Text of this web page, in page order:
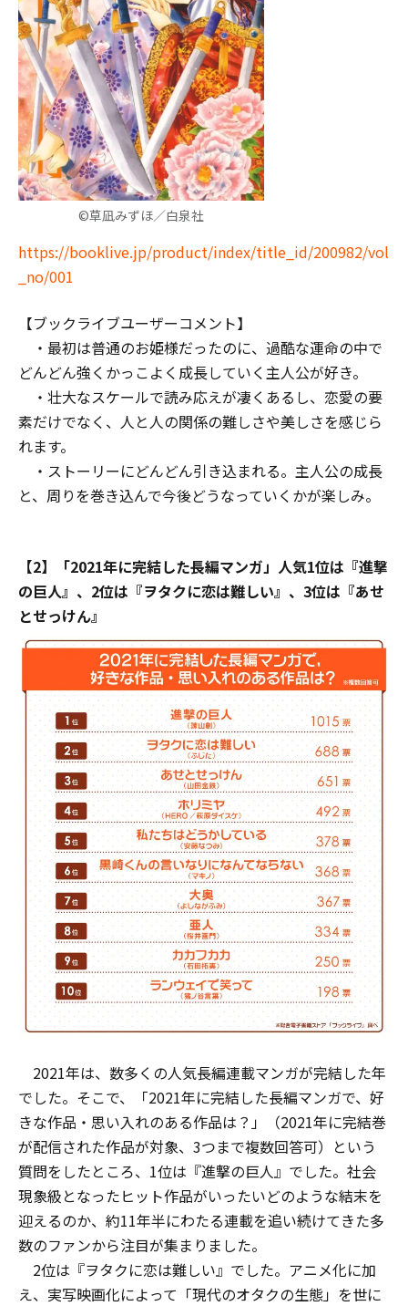
©草凪みずほ／白泉社
https://booklive.jp/product/index/title_id/200982/vol
_no/001
【ブックライブユーザーコメント】
・最初は普通のお姫様だったのに、過酷な運命の中で
どんどん強くかっこよく成長していく主人公が好き。
・壮大なスケールで読み応えが凄くあるし、恋愛の要
素だけでなく、人と人の関係の難しさや美しさを感じら
れます。
・ストーリーにどんどん引き込まれる。主人公の成長
と、周りを巻き込んで今後どうなっていくかが楽しみ。
【2】「2021年に完結した長編マンガ」人気1位は『進撃
の巨人』、2位は『ヲタクに恋は難しい』、3位は『あせ
とせっけん』
2021年は、数多くの人気長編連載マンガが完結した年
でした。そこで、「2021年に完結した長編マンガで、好
きな作品・思い入れのある作品は？」（2021年に完結巻
が配信された作品が対象、3つまで複数回答可）という
質問をしたところ、1位は『進撃の巨人』でした。社会
現象級となったヒット作品がいったいどのような結末を
迎えるのか、約11年半にわたる連載を追い続けてきた多
数のファンから注目が集まりました。
2位は『ヲタクに恋は難しい』でした。アニメ化に加
え、実写映画化によって「現代のオタクの生態」を世に